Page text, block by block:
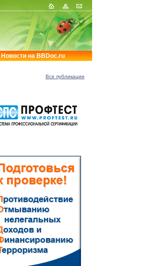
Новости на BBDoc.ru
Все публикации